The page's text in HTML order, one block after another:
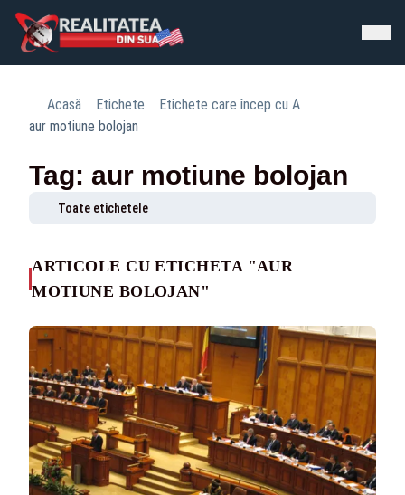
Acasă Etichete
Etichete care încep cu A
aur motiune bolojan
Tag: aur motiune bolojan
Toate etichetele
ARTICOLE CU ETICHETA "AUR
MOTIUNE BOLOJAN"